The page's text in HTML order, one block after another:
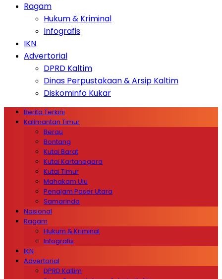
Ragam
Hukum & Kriminal
Infografis
IKN
Advertorial
DPRD Kaltim
Dinas Perpustakaan & Arsip Kaltim
Diskominfo Kukar
Berita Terkini
Kalimantan Timur
Berau
Bontang
Kutai Barat
Kutai Kartanegara
Kutai Timur
Mahakam Ulu
Penajam Paser Utara
Samarinda
Nasional
Ragam
Hukum & Kriminal
Infografis
IKN
Advertorial
DPRD Kaltim